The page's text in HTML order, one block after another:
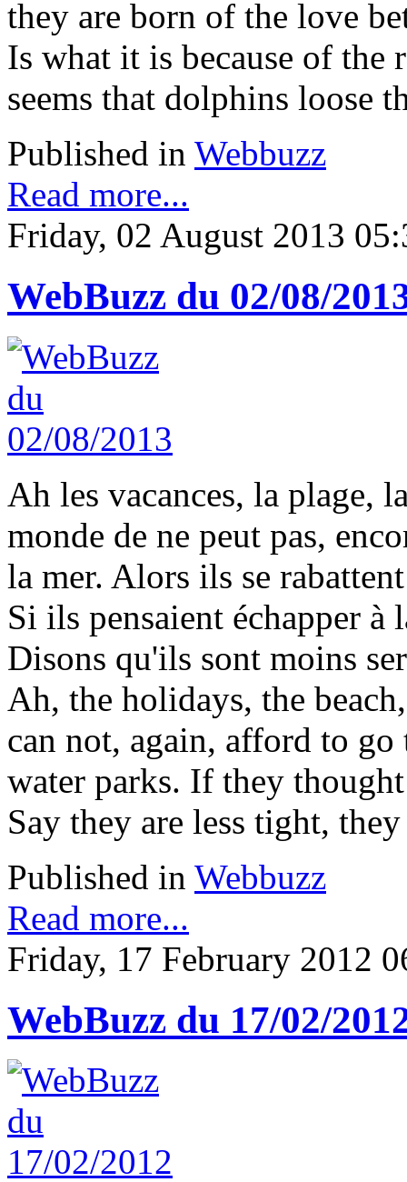
they are born of the love
Is what it is because of
seems that dolphins loose
Published in Webbuzz
Read more...
Friday, 02 August 2013
WebBuzz du 02/08/
Ah les vacances, la plage,
monde de ne peut pas,
la mer. Alors ils se
Si ils pensaient échapper à
Disons qu'ils sont moins
Ah, the holidays, the
can not, again, afford to
water parks. If they
Say they are less tight,
Published in Webbuzz
Read more...
Friday, 17 February 2012
WebBuzz du 17/02/